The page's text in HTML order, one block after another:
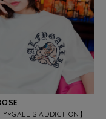
ADDICTION】